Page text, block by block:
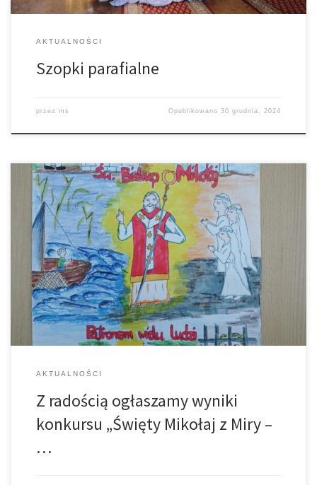
AKTUALNOŚCI
Szopki parafialne
przez ms Opublikowano30 grudnia, 2024
Mieliśmy trudne zadanie, ponieważ otrzymaliśmy 42 wspaniałe
prace. Konkurs podzieliliśmy na kategorie zwycięzców, a także
przyznaliśmy wyróżnienia. KATEGORIA DZIECI STARSZE: 1 MIEJSCE
– Anna Budzik 2 MIEJSCE- Zosia Budzik 3 MIEJSCE- Franciszek
Wzorek KATEGORIA DZIECI MŁODSZE: 1 MIEJSCE- Bartosz
Masłowski 2 MIEJSCE- Olga Handzel 3 MIEJSCE- Marysia Okaz
KATEGORIA DZIECI […]
AKTUALNOŚCI
Z radością ogłaszamy wyniki
konkursu „Święty Mikołaj z Miry –
…